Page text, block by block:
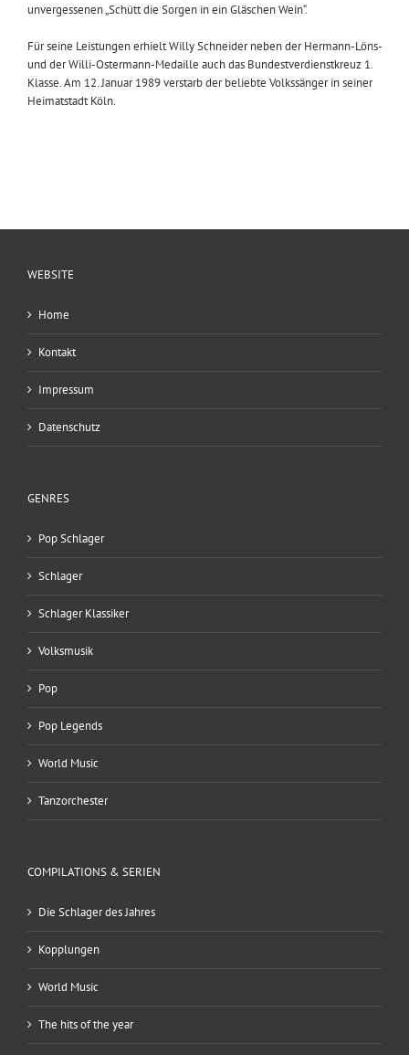
unvergessenen „Schütt die Sorgen in ein Gläschen Wein“.
Für seine Leistungen erhielt Willy Schneider neben der Hermann-Löns-
und der Willi-Ostermann-Medaille auch das Bundestverdienstkreuz 1.
Klasse. Am 12. Januar 1989 verstarb der beliebte Volkssänger in seiner
Heimatstadt Köln.
WEBSITE
Home
Kontakt
Impressum
Datenschutz
GENRES
Pop Schlager
Schlager
Schlager Klassiker
Volksmusik
Pop
Pop Legends
World Music
Tanzorchester
COMPILATIONS & SERIEN
Die Schlager des Jahres
Kopplungen
World Music
The hits of the year